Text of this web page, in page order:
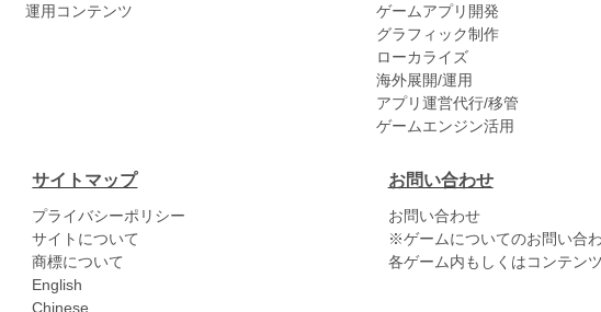
運用コンテンツ
ゲームアプリ開発
グラフィック制作
ローカライズ
海外展開/運用
アプリ運営代行/移管
ゲームエンジン活用
サイトマップ
プライバシーポリシー
サイトについて
商標について
English
Chinese
お問い合わせ
お問い合わせ
※ゲームについてのお問い合
各ゲーム内もしくはコンテン